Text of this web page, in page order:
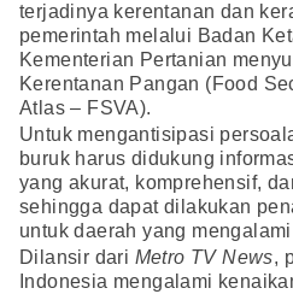
terjadinya kerentanan dan
pemerintah melalui Badan
Kementerian Pertanian
Kerentanan Pangan (Food
Atlas – FSVA).
Untuk mengantisipasi
buruk harus didukung
yang akurat, komprehensif,
sehingga dapat dilakukan
untuk daerah yang
Dilansir dari Metro TV News,
Indonesia mengalami